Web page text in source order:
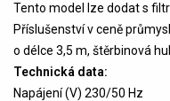
Tento model lze dodat s
Příslušenství v ceně
o délce 3,5 m, štěrbinová
Technická data:
Napájení (V) 230/50 Hz